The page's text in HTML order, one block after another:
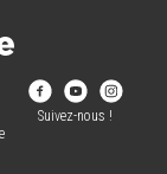
Suivez-nous !